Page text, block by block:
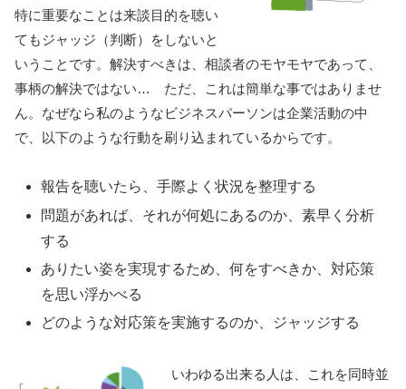
特に重要なことは来談目的を聴い
てもジャッジ（判断）をしないと
いうことです。解決すべきは、相談者のモヤモヤであって、
事柄の解決ではない… ただ、これは簡単な事ではありませ
ん。なぜなら私のようなビジネスパーソンは企業活動の中
で、以下のような行動を刷り込まれているからです。
報告を聴いたら、手際よく状況を整理する
問題があれば、それが何処にあるのか、素早く分析
する
ありたい姿を実現するため、何をすべきか、対応策
を思い浮かべる
どのような対応策を実施するのか、ジャッジする
いわゆる出来る人は、これを同時並